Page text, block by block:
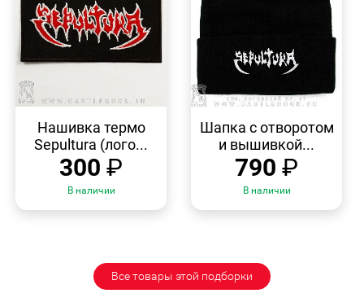
ПРОСМОТР
Нашивка термо
Sepultura (лого...
300 ₽
В наличии
ПРОСМОТР
Шапка с отворотом
и вышивкой...
790 ₽
В наличии
Все товары этой подборки